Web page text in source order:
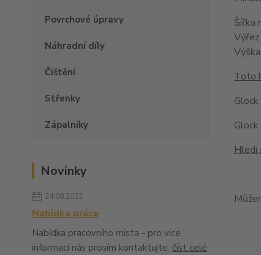
Povrchové úpravy
Náhradní díly
Čištění
Střenky
Zápalníky
Novinky
24.08.2023
Nabídka práce
Nabídka pracovního místa - pro více
informací nás prosím kontaktujte. číst celé
Šířka
Toto
Hledí